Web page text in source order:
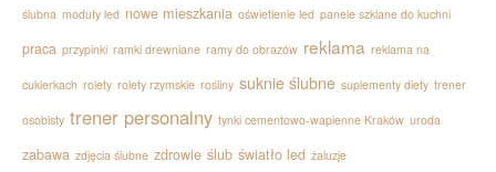
ślubna moduły led nowe mieszkania oświetlenie led panele szklane do kuchni
praca przypinki ramki drewniane ramy do obrazów reklama reklama na
cukierkach rolety rolety rzymskie rośliny suknie ślubne suplementy diety trener
osobisty trener personalny tynki cementowo-wapienne Kraków uroda
zabawa zdjęcia ślubne zdrowie ślub światło led żaluzje